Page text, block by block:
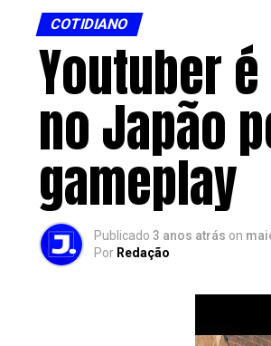
COTIDIANO
Youtuber
no Japão
gameplay
Publicado 3 anos atrás on
Por Redação